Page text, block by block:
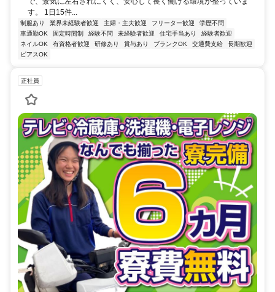
す。 1日15件...
制服あり 業界未経験者歓迎 主婦・主夫歓迎 フリーター歓迎
学歴不問
車通勤OK
固定時間制 経験不問 未経験者歓迎 住宅手当あり
経験者歓迎
ネイルOK
有資格者歓迎 研修あり 賞与あり ブランクOK 交通費支給
長期歓迎
ピアスOK
正社員